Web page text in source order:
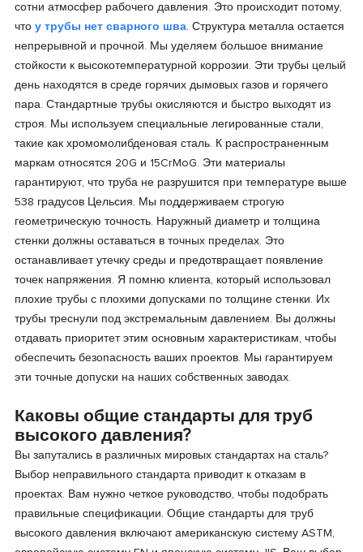
сотни атмосфер рабочего давления. Это происходит потому,
что у трубы нет сварного шва. Структура металла остается
непрерывной и прочной. Мы уделяем большое внимание
стойкости к высокотемпературной коррозии. Эти трубы целый
день находятся в среде горячих дымовых газов и горячего
пара. Стандартные трубы окисляются и быстро выходят из
строя. Мы используем специальные легированные стали,
такие как хромомолибденовая сталь. К распространенным
маркам относятся 20G и 15CrMoG. Эти материалы
гарантируют, что труба не разрушится при температуре выше
538 градусов Цельсия. Мы поддерживаем строгую
геометрическую точность. Наружный диаметр и толщина
стенки должны оставаться в точных пределах. Это
останавливает утечку среды и предотвращает появление
точек напряжения. Я помню клиента, который использовал
плохие трубы с плохими допусками по толщине стенки. Их
трубы треснули под экстремальным давлением. Вы должны
отдавать приоритет этим основным характеристикам, чтобы
обеспечить безопасность ваших проектов. Мы гарантируем
эти точные допуски на наших собственных заводах.
Каковы общие стандарты для труб
высокого давления?
Вы запутались в различных мировых стандартах на сталь?
Выбор неправильного стандарта приводит к отказам в
проектах. Вам нужно четкое руководство, чтобы подобрать
правильные спецификации. Общие стандарты для труб
высокого давления включают американскую систему ASTM,